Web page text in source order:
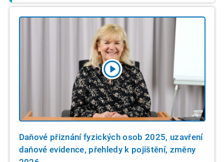
Daňové přiznání fyzických osob 2025, uzavření
daňové evidence, přehledy k pojištění, změny